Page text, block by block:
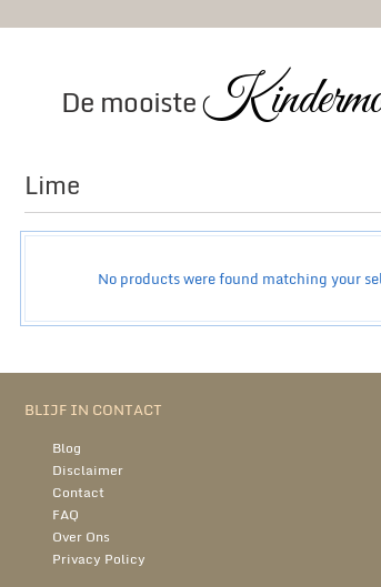
De mooiste
Lime
No products were found matching your
BLIJF IN CONTACT
Blog
Disclaimer
Contact
FAQ
Over Ons
Privacy Policy